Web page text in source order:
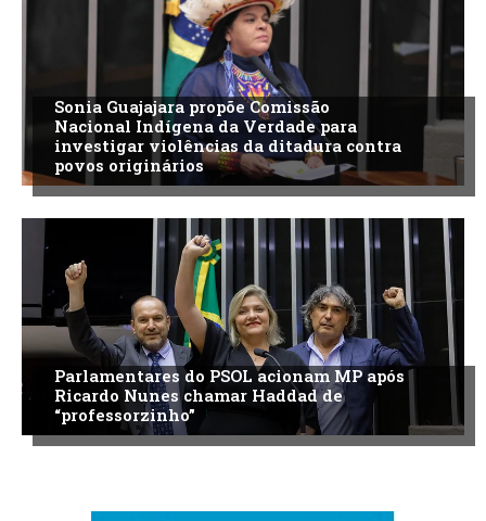
Sonia Guajajara propõe Comissão
Nacional Indígena da Verdade para
investigar violências da ditadura contra
povos originários
Parlamentares do PSOL acionam MP após
Ricardo Nunes chamar Haddad de
“professorzinho”